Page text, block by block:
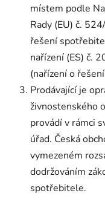
místem podle
Rady (EU) č.
řešení
nařízení (ES) č.
(nařízení o
Prodávající je
živnostenského
provádí v rámci
úřad. Česká
vymezeném
dodržováním
spotřebitele.